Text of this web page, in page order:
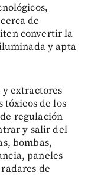
de
convertir la
y apta
extractores
tóxicos de los
regulación
y salir del
bombas,
paneles
de